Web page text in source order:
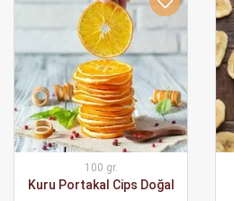
100 gr.
Kuru Portakal Cips Doğal